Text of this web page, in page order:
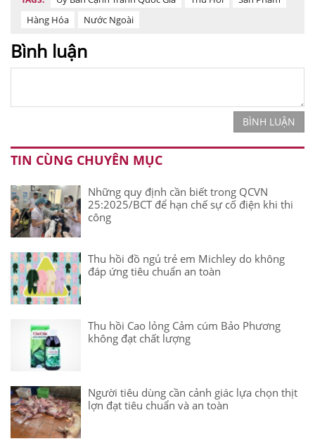
Hàng Hóa
Nước Ngoài
Bình luận
BÌNH LUẬN
TIN CÙNG CHUYÊN MỤC
Những quy định cần biết trong QCVN
25:2025/BCT để hạn chế sự cố điện khi thi
công
Thu hồi đồ ngủ trẻ em Michley do không
đáp ứng tiêu chuẩn an toàn
Thu hồi Cao lỏng Cảm cúm Bảo Phương
không đạt chất lượng
Người tiêu dùng cần cảnh giác lựa chọn thịt
lợn đạt tiêu chuẩn và an toàn